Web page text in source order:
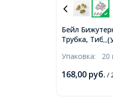
Бейл
Трубка,
Размер:
Отверстие
(УТ000001324)
Упаковка: 20
168,00 руб. /